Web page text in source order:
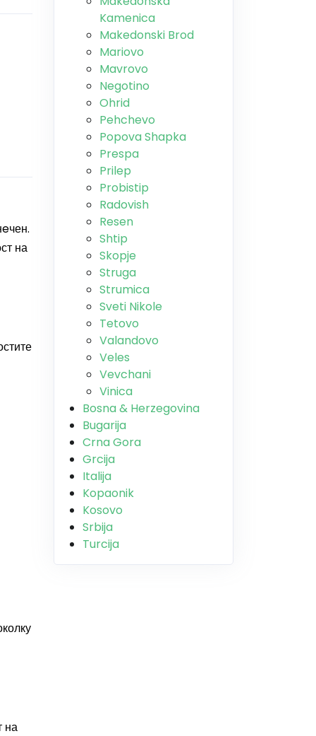
на
на
Kamenica
Makedonski Brod
Mariovo
Mavrovo
Negotino
Ohrid
Pehchevo
Popova Shapka
Prespa
Prilep
Probistip
Radovish
Resen
Shtip
Skopje
Struga
Strumica
Sveti Nikole
Tetovo
Valandovo
Veles
Vevchani
Vinica
Bosna & Herzegovina
Bugarija
Crna Gora
Grcija
Italija
Kopaonik
Kosovo
Srbija
Turcija